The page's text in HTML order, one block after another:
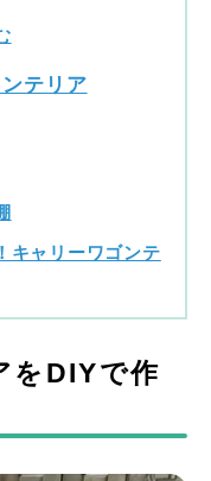
テリア
キャリーワゴンテ
をDIYで作